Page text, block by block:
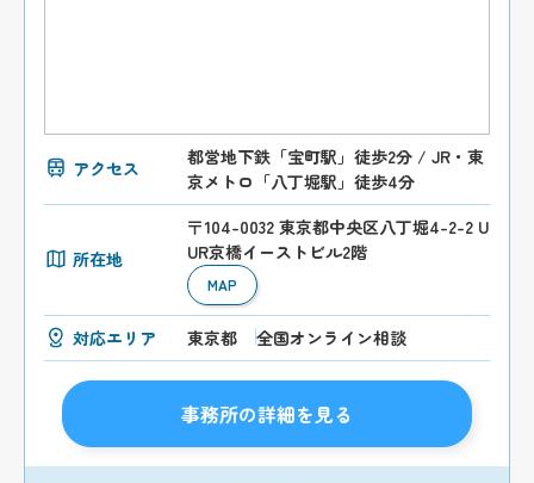
アクセス
都営地下鉄「宝町駅」徒歩2分 / JR・東
京メトロ「八丁堀駅」徒歩4分
所在地
〒104-0032 東京都中央区八丁堀4-2-2 U
UR京橋イーストビル2階
MAP
対応エリア 東京都 全国オンライン相談
事務所の詳細を見る